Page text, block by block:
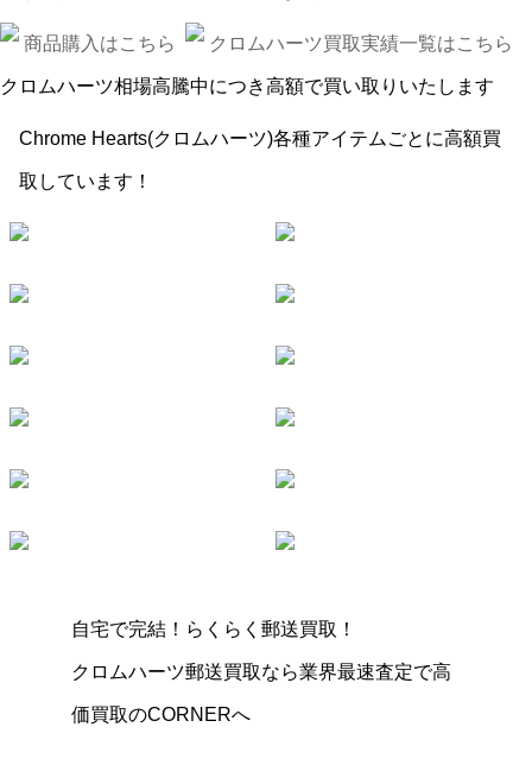
商品購入はこちら クロムハーツ買取実績一覧はこちら
クロムハーツ相場高騰中につき高額で買い取りいたします
Chrome Hearts(クロムハーツ)各種アイテムごとに高額買
取しています！
自宅で完結！らくらく郵送買取！
クロムハーツ郵送買取なら業界最速査定で高
価買取のCORNERへ